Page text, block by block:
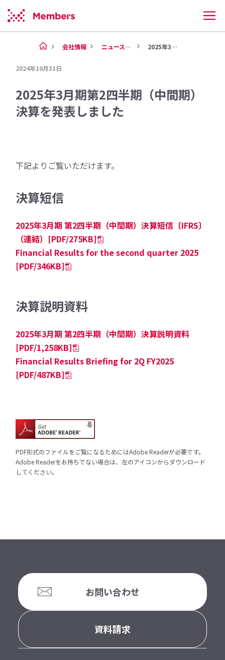
会社情報 ニュース（2024年） 2025年3月期第2四半期（中...
2024年10月31日
2025年3月期第2四半期（中間期）
決算を発表しました
下記よりご覧いただけます。
決算短信
2025年3月期 第2四半期（中間期）決算短信〔IFRS〕
（連結）[PDF/275KB]
Financial Results for the second quarter 2025
[PDF/346KB]
決算説明資料
2025年3月期 第2四半期（中間期）決算説明資料
[PDF/1,258KB]
Financial Results Briefing for 2Q FY2025
[PDF/487KB]
PDF形式のファイルをご覧になるためにはAdobe Readerが必要です。
Adobe Readerをお持ちでない場合は、左のアイコンからダウンロード
してください。
お問い合わせ
資料請求